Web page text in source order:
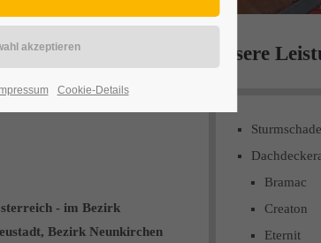
- im Bezirk
Bezirk Neunkirchen
Unsere
Bramac
Creaton
Eternit
Cookie-Details